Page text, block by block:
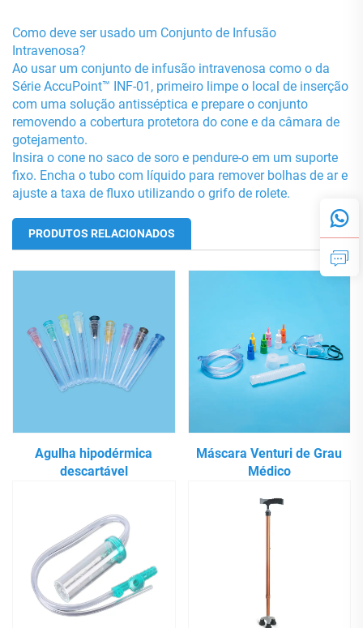
Como deve ser usado um Conjunto de Infusão
Intravenosa?
Ao usar um conjunto de infusão intravenosa como o da
Série AccuPoint™ INF-01, primeiro limpe o local de inserção
com uma solução antisséptica e prepare o conjunto
removendo a cobertura protetora do cone e da câmara de
gotejamento.
Insira o cone no saco de soro e pendure-o em um suporte
fixo. Encha o tubo com líquido para remover bolhas de ar e
ajuste a taxa de fluxo utilizando o grifo de rolete.
PRODUTOS RELACIONADOS
Agulha hipodérmica
descartável
Máscara Venturi de Grau
Médico